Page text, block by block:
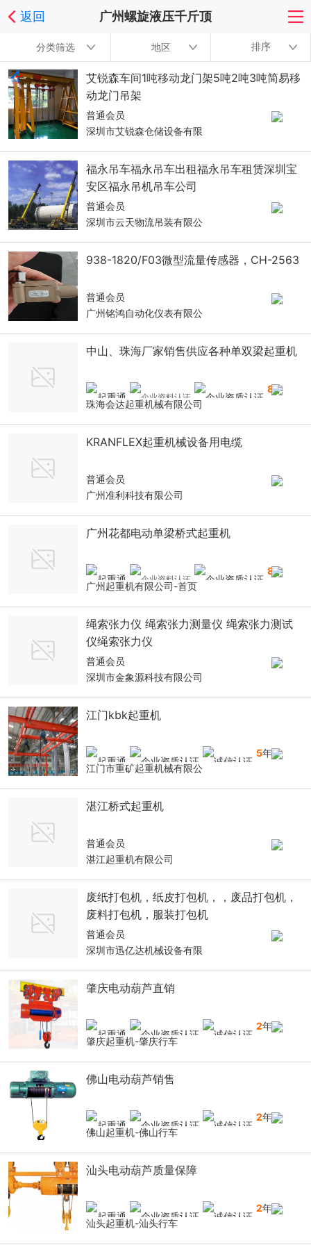
返回 广州螺旋液压千斤顶
分类筛选 地区 排序
艾锐森车间1吨移动龙门架5吨2吨3吨简易移
动龙门吊架
普通会员
深圳市艾锐森仓储设备有限
福永吊车福永吊车出租福永吊车租赁深圳宝
安区福永吊机吊车公司
普通会员
深圳市云天物流吊装有限公
938-1820/F03微型流量传感器，CH-2563
普通会员
广州铭鸿自动化仪表有限公
中山、珠海厂家销售供应各种单双梁起重机
8年
珠海会达起重机械有限公司
KRANFLEX起重机械设备用电缆
普通会员
广州准利科技有限公司
广州花都电动单梁桥式起重机
8年
广州起重机有限公司-首页
绳索张力仪 绳索张力测量仪 绳索张力测试
仪绳索张力仪
普通会员
深圳市金象源科技有限公司
江门kbk起重机
5年
江门市重矿起重机械有限公
湛江桥式起重机
普通会员
湛江起重机有限公司
废纸打包机，纸皮打包机，，废品打包机，
废料打包机，服装打包机
普通会员
深圳市迅亿达机械设备有限
肇庆电动葫芦直销
2年
肇庆起重机-肇庆行车
佛山电动葫芦销售
2年
佛山起重机-佛山行车
汕头电动葫芦质量保障
2年
汕头起重机-汕头行车